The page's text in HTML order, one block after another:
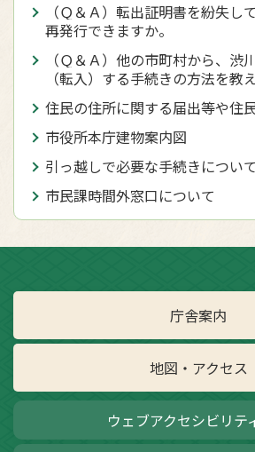
（Ｑ＆Ａ）転出証明書を紛失し
再発行できますか。
（Ｑ＆Ａ）他の市町村から、渋
（転入）する手続きの方法を教
住民の住所に関する届出等や住
市役所本庁建物案内図
引っ越しで必要な手続きについて
市民課時間外窓口について
庁舎案内
地図・アクセス
ウェブアクセシビリテ